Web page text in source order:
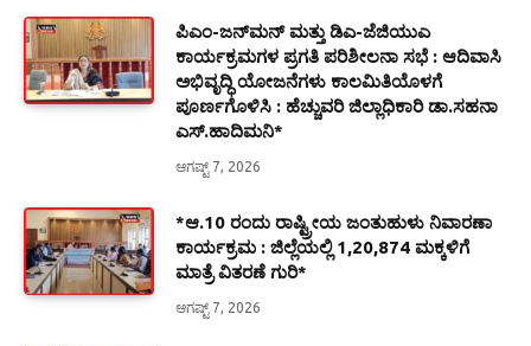
ಪಿಎಂ-ಜನ್‍ಮನ್ ಮತ್ತು ಡಿಎ-ಜೆಜಿಯುಎ
ಕಾರ್ಯಕ್ರಮಗಳ ಪ್ರಗತಿ ಪರಿಶೀಲನಾ ಸಭೆ : ಆದಿವಾಸಿ
ಅಭಿವೃದ್ಧಿ ಯೋಜನೆಗಳು ಕಾಲಮಿತಿಯೊಳಗೆ
ಪೂರ್ಣಗೊಳಿಸಿ : ಹೆಚ್ಚುವರಿ ಜಿಲ್ಲಾಧಿಕಾರಿ ಡಾ.ಸಹನಾ
ಎಸ್.ಹಾದಿಮನಿ*
ಆಗಷ್ಟ್ 7, 2026
*ಆ.10 ರಂದು ರಾಷ್ಟ್ರೀಯ ಜಂತುಹುಳು ನಿವಾರಣಾ
ಕಾರ್ಯಕ್ರಮ : ಜಿಲ್ಲೆಯಲ್ಲಿ 1,20,874 ಮಕ್ಕಳಿಗೆ
ಮಾತ್ರೆ ವಿತರಣೆ ಗುರಿ*
ಆಗಷ್ಟ್ 7, 2026